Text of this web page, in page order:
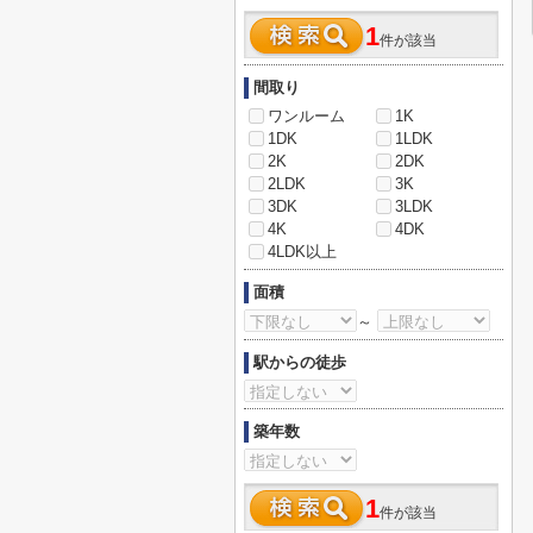
1件が該当
間取り
ワンルーム
1K
1DK
1LDK
2K
2DK
2LDK
3K
3DK
3LDK
4K
4DK
4LDK以上
面積
～
駅からの徒歩
築年数
1件が該当